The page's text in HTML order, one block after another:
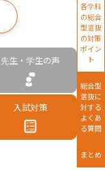
先生・学生の声
入試対策
各学科
の総合
型選抜
の対策
ポイン
ト
総合型
選抜に
対する
よくあ
る質問
まとめ